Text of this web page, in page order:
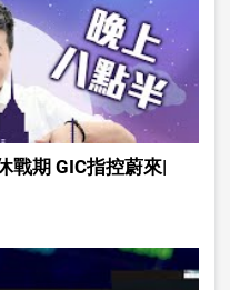
戰期 GIC指控蔚來|